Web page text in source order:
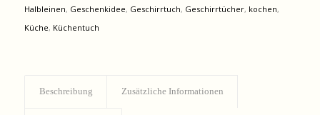
Halbleinen, Geschenkidee, Geschirrtuch, Geschirrtücher, kochen,
Küche, Küchentuch
Beschreibung Zusätzliche Informationen